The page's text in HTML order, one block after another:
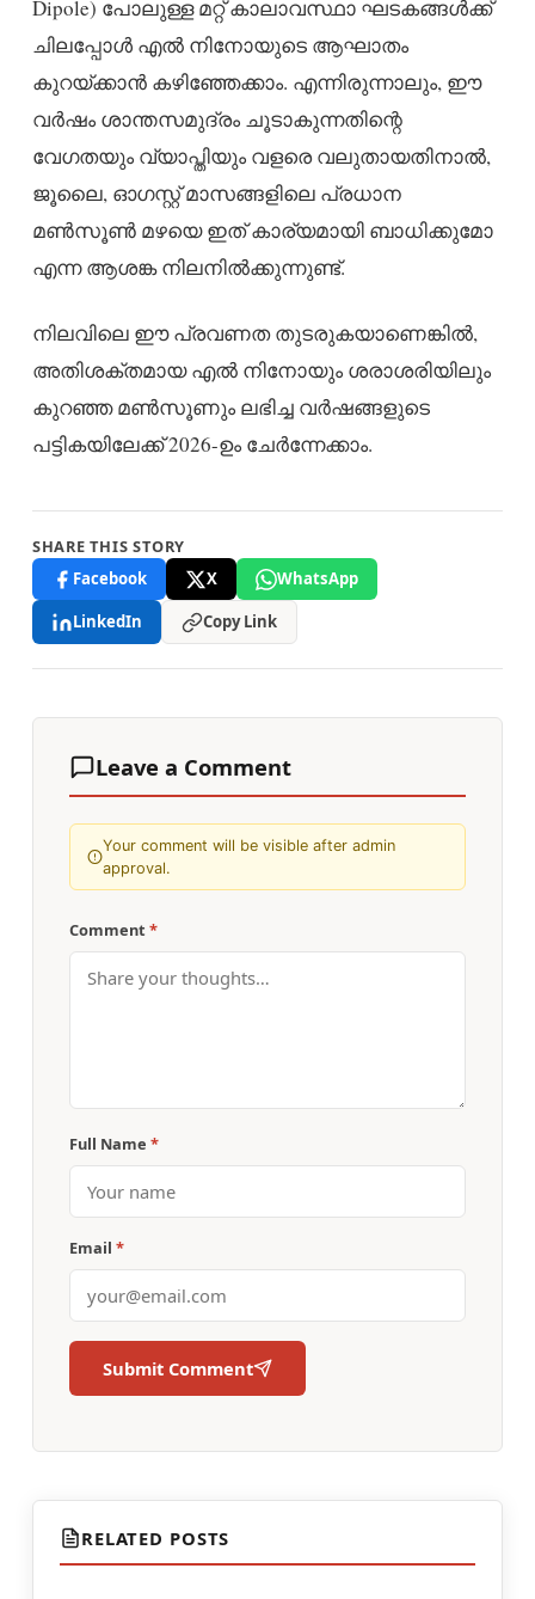
Dipole) പോലുള്ള മറ്റ് കാലാവസ്ഥാ ഘടകങ്ങൾക്ക്
ചിലപ്പോൾ എൽ നിനോയുടെ ആഘാതം
കുറയ്ക്കാൻ കഴിഞ്ഞേക്കാം. എന്നിരുന്നാലും, ഈ
വർഷം ശാന്തസമുദ്രം ചൂടാകുന്നതിന്റെ
വേഗതയും വ്യാപ്തിയും വളരെ വലുതായതിനാൽ,
ജൂലൈ, ഓഗസ്റ്റ് മാസങ്ങളിലെ പ്രധാന
മൺസൂൺ മഴയെ ഇത് കാര്യമായി ബാധിക്കുമോ
എന്ന ആശങ്ക നിലനിൽക്കുന്നുണ്ട്.
നിലവിലെ ഈ പ്രവണത തുടരുകയാണെങ്കിൽ,
അതിശക്തമായ എൽ നിനോയും ശരാശരിയിലും
കുറഞ്ഞ മൺസൂണും ലഭിച്ച വർഷങ്ങളുടെ
പട്ടികയിലേക്ക് 2026-ഉം ചേർന്നേക്കാം.
SHARE THIS STORY
Facebook
X
WhatsApp
LinkedIn
Copy Link
Leave a Comment
Your comment will be visible after admin
approval.
Comment *
Full Name *
Email *
Submit Comment
RELATED POSTS